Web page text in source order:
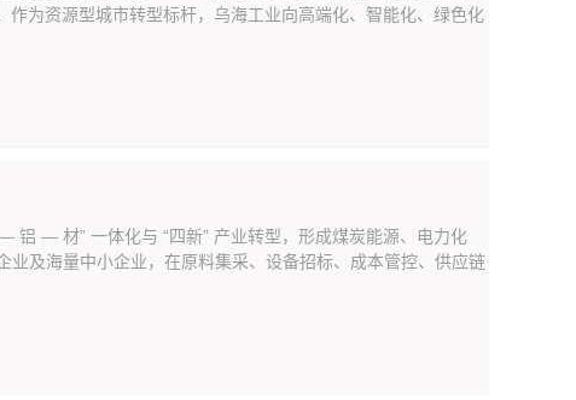
为资源型城市转型标杆，乌海工业向高端化、智能化、绿色化
— 材” 一体化与 “四新” 产业转型，形成煤炭能源、电力化
及海量中小企业，在原料集采、设备招标、成本管控、供应链